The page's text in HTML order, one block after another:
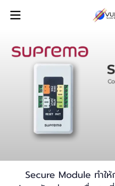
Secure Module ทำใ